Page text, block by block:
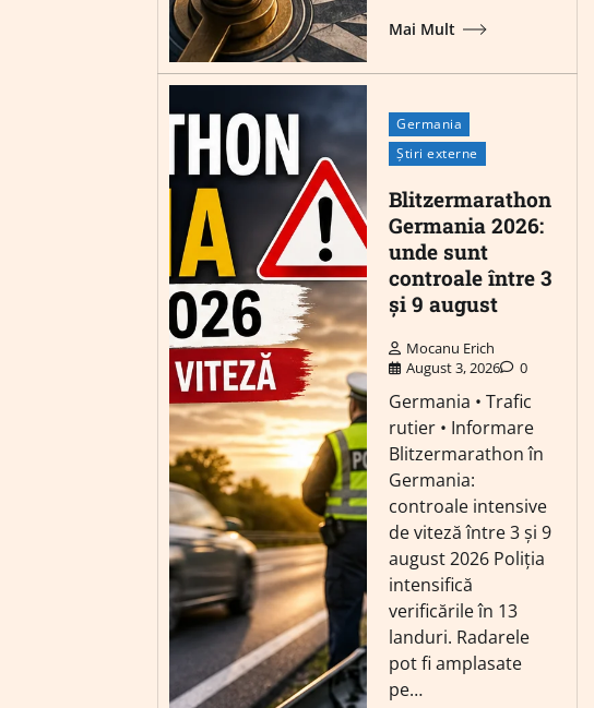
Mai Mult
Germania
Știri externe
Blitzermarathon
Germania 2026:
unde sunt
controale între 3
și 9 august
Mocanu Erich
August 3, 2026
0
Germania • Trafic
rutier • Informare
Blitzermarathon în
Germania:
controale intensive
de viteză între 3 și 9
august 2026 Poliția
intensifică
verificările în 13
landuri. Radarele
pot fi amplasate
pe…